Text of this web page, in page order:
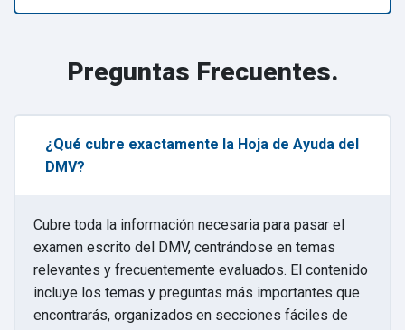
Preguntas Frecuentes.
¿Qué cubre exactamente la Hoja de Ayuda del
DMV?
Cubre toda la información necesaria para pasar el
examen escrito del DMV, centrándose en temas
relevantes y frecuentemente evaluados. El contenido
incluye los temas y preguntas más importantes que
encontrarás, organizados en secciones fáciles de